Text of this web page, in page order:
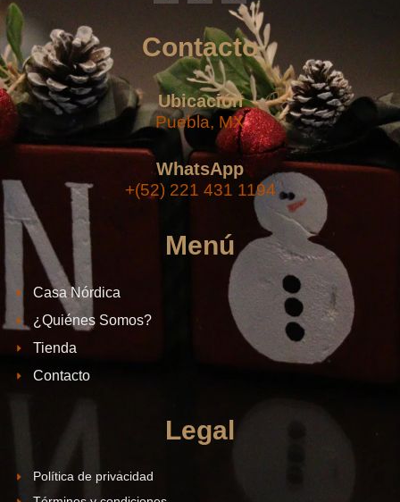
Contacto
Ubicación
Puebla, MX
WhatsApp
+(52) 221 431 1194
Menú
Casa Nórdica
¿Quiénes Somos?
Tienda
Contacto
Legal
Política de privacidad